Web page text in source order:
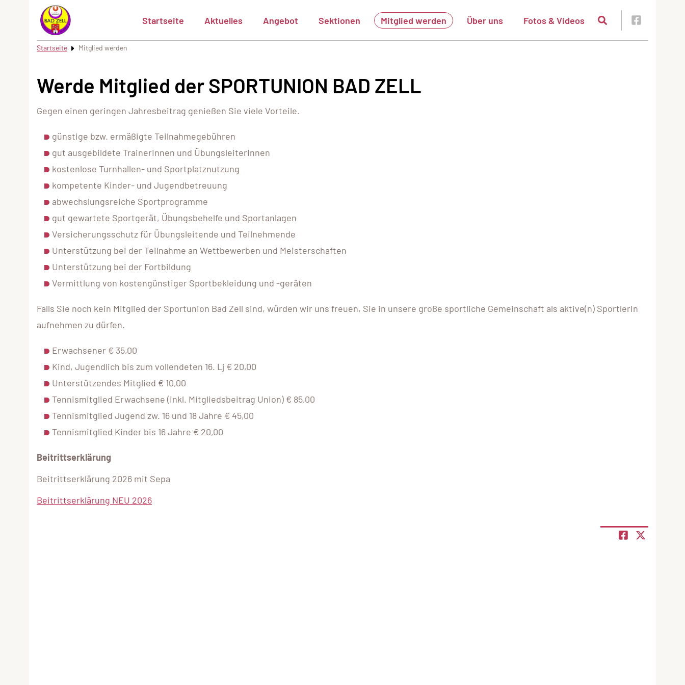
Startseite Aktuelles Angebot Sektionen Mitglied werden Über uns Fotos & Videos
Startseite Mitglied werden
Werde Mitglied der SPORTUNION BAD ZELL
Gegen einen geringen Jahresbeitrag genießen Sie viele Vorteile.
günstige bzw. ermäßigte Teilnahmegebühren
gut ausgebildete TrainerInnen und ÜbungsleiterInnen
kostenlose Turnhallen- und Sportplatznutzung
kompetente Kinder- und Jugendbetreuung
abwechslungsreiche Sportprogramme
gut gewartete Sportgerät, Übungsbehelfe und Sportanlagen
Versicherungsschutz für Übungsleitende und Teilnehmende
Unterstützung bei der Teilnahme an Wettbewerben und Meisterschaften
Unterstützung bei der Fortbildung
Vermittlung von kostengünstiger Sportbekleidung und -geräten
Falls Sie noch kein Mitglied der Sportunion Bad Zell sind, würden wir uns freuen, Sie in unsere große sportliche Gemeinschaft als aktive(n) SportlerIn
aufnehmen zu dürfen.
Erwachsener € 35,00
Kind, Jugendlich bis zum vollendeten 16. Lj € 20,00
Unterstützendes Mitglied € 10,00
Tennismitglied Erwachsene (inkl. Mitgliedsbeitrag Union) € 85,00
Tennismitglied Jugend zw. 16 und 18 Jahre € 45,00
Tennismitglied Kinder bis 16 Jahre € 20,00
Beitrittserklärung
Beitrittserklärung 2026 mit Sepa
Beitrittserklärung NEU 2026